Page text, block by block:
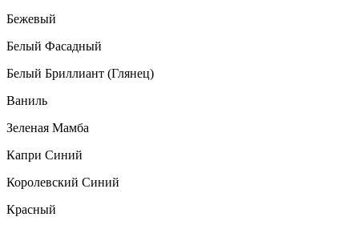
Бежевый
Белый Фасадный
Белый Бриллиант (Глянец)
Ваниль
Зеленая Мамба
Капри Синий
Королевский Синий
Красный